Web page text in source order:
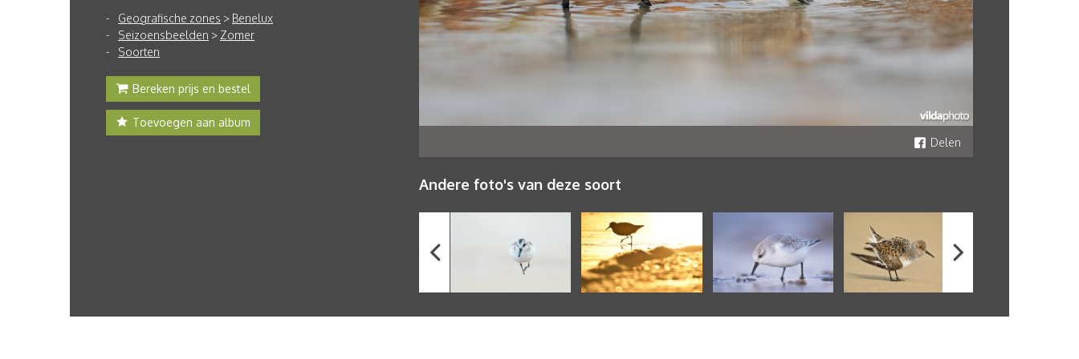
Geografische zones > Benelux
Seizoensbeelden > Zomer
Soorten
Bereken prijs en bestel
Toevoegen aan album
Delen
Andere foto's van deze soort